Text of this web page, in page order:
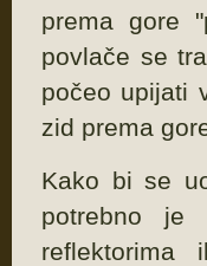
prema gore
povlače se
počeo upijati
zid prema
Kako bi se
potrebno je
reflektorima